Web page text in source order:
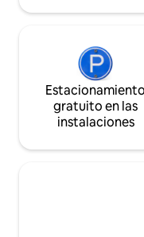
Estacionamiento
gratuito en las
instalaciones